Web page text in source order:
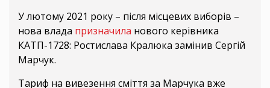
У лютому 2021 року – після місцевих виборів –
нова влада призначила нового керівника
КАТП-1728: Ростислава Кралюка замінив Сергій
Марчук.
Тариф на вивезення сміття за Марчука вже